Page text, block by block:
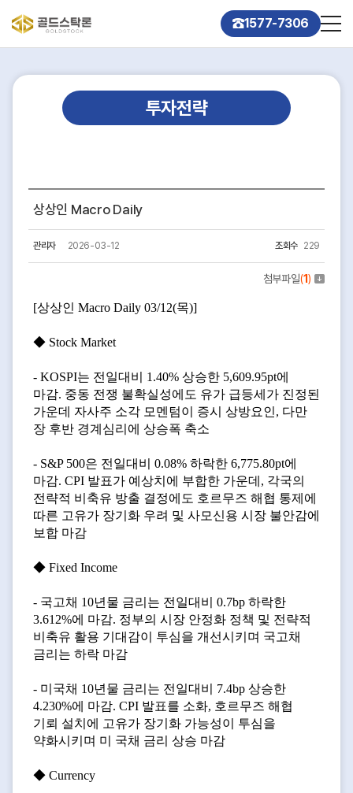
1577-7306
투자전략
상상인 Macro Daily
관리자 2026-03-12 조회수 229
첨부파일(1)
[상상인 Macro Daily 03/12(목)]
◆ Stock Market
- KOSPI는 전일대비 1.40% 상승한 5,609.95pt에
마감. 중동 전쟁 불확실성에도 유가 급등세가 진정된
가운데 자사주 소각 모멘텀이 증시 상방요인, 다만
장 후반 경계심리에 상승폭 축소
- S&P 500은 전일대비 0.08% 하락한 6,775.80pt에
마감. CPI 발표가 예상치에 부합한 가운데, 각국의
전략적 비축유 방출 결정에도 호르무즈 해협 통제에
따른 고유가 장기화 우려 및 사모신용 시장 불안감에
보합 마감
◆ Fixed Income
- 국고채 10년물 금리는 전일대비 0.7bp 하락한
3.612%에 마감. 정부의 시장 안정화 정책 및 전략적
비축유 활용 기대감이 투심을 개선시키며 국고채
금리는 하락 마감
- 미국채 10년물 금리는 전일대비 7.4bp 상승한
4.230%에 마감. CPI 발표를 소화, 호르무즈 해협
기뢰 설치에 고유가 장기화 가능성이 투심을
약화시키며 미 국채 금리 상승 마감
◆ Currency